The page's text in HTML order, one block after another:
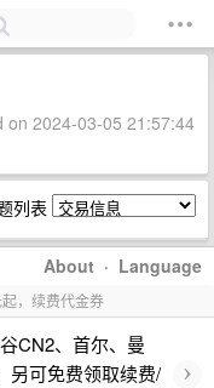
on 2024-03-05 21:57:44
列表
About · Language
，续费代金券
CN2、首尔、曼
另可免费领取续费/
›